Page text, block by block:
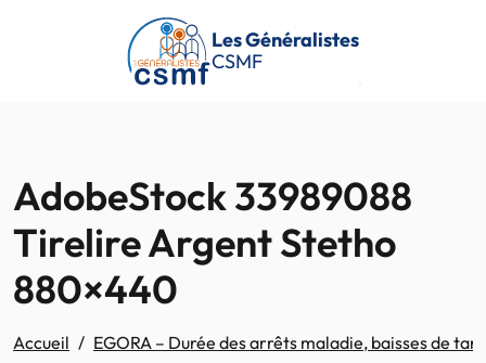
Passer au contenu principal
Les Généralistes
CSMF
AdobeStock 33989088
Tirelire Argent Stetho
880×440
Accueil EGORA – Durée des arrêts maladie, baisses de